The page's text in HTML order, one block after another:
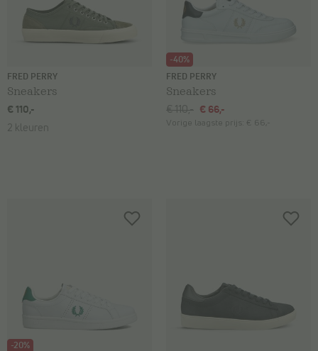
FRED PERRY
Sneakers
€ 110,-
2 kleuren
-40%
FRED PERRY
Sneakers
€ 110,- € 66,-
Vorige laagste prijs:
-20%